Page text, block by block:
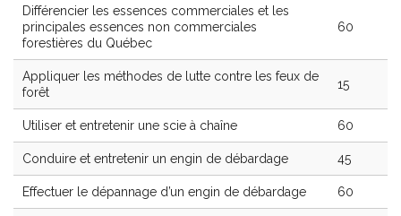
Différencier les essences commerciales et les
principales essences non commerciales
forestières du Québec
60
Appliquer les méthodes de lutte contre les feux de
forêt
15
Utiliser et entretenir une scie à chaîne 60
Conduire et entretenir un engin de débardage 45
Effectuer le dépannage d’un engin de débardage 60